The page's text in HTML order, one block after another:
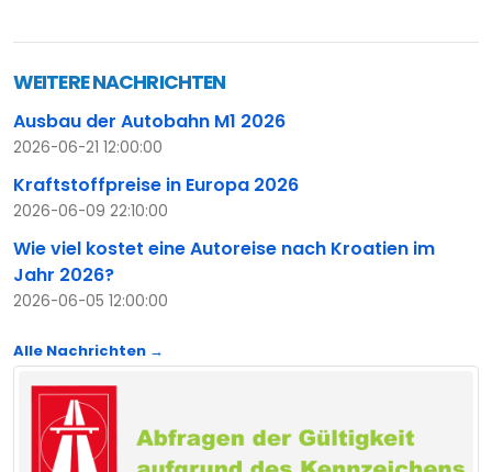
WEITERE NACHRICHTEN
Ausbau der Autobahn M1 2026
2026-06-21 12:00:00
Kraftstoffpreise in Europa 2026
2026-06-09 22:10:00
Wie viel kostet eine Autoreise nach Kroatien im
Jahr 2026?
2026-06-05 12:00:00
Alle Nachrichten →